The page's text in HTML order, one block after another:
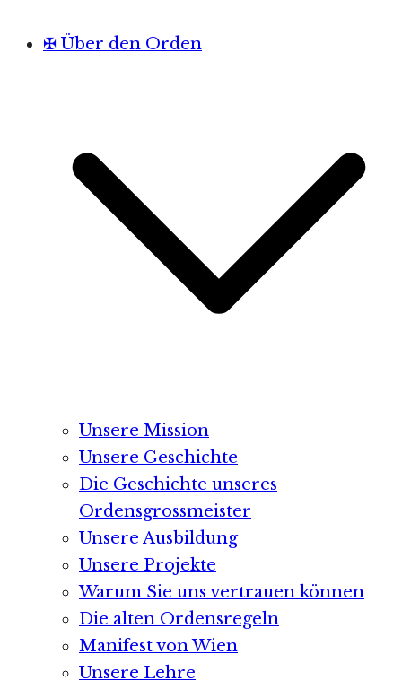
✠ Über den Orden
Unsere Mission
Unsere Geschichte
Die Geschichte unseres
Ordensgrossmeister
Unsere Ausbildung
Unsere Projekte
Warum Sie uns vertrauen können
Die alten Ordensregeln
Manifest von Wien
Unsere Lehre